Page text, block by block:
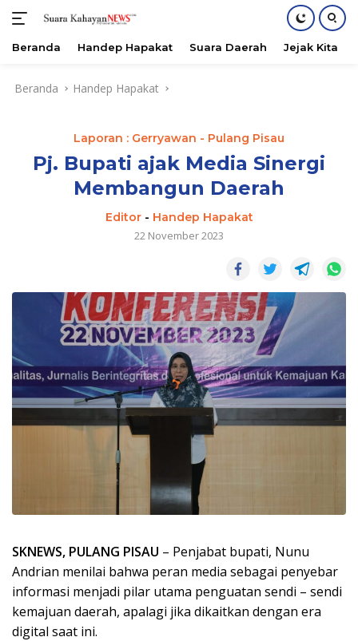
Beranda Handep Hapakat Suara Daerah Jejak Kita
Beranda Handep Hapakat
Laporan : Gerryawan - Pulang Pisau
Pj. Bupati ajak Media Sinergi
Membangun Daerah
Editor- Handep Hapakat
22 November 2023
SKNEWS, PULANG PISAU – Penjabat bupati, Nunu
Andrian menilai bahwa peran media sebagai penyebar
informasi menjadi pilar utama penguatan sendi – sendi
kemajuan daerah, apalagi jika dikaitkan dengan era
digital saat ini.